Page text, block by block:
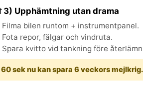
3) Upphämtning utan drama
Filma bilen runtom + instrumentpanel.
Fota repor, fälgar och vindruta.
Spara kvitto vid tankning före
60 sek nu kan spara 6 veckors mejlkrig.